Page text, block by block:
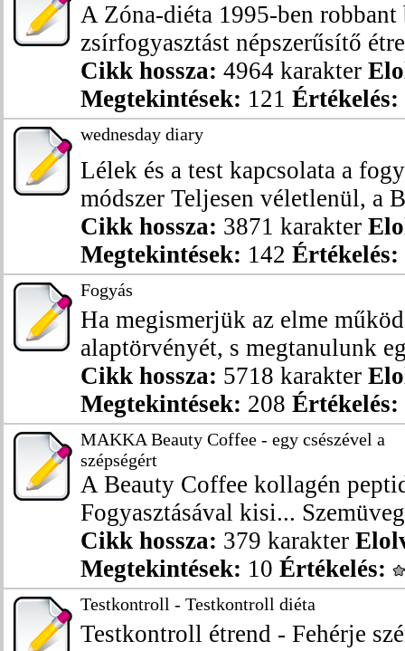
A Zóna-diéta 1995-ben robbant
zsírfogyasztást népszerűsítő
Cikk hossza: 4964 karakter
Megtekintések: 121 Értékelés:
wednesday diary
Lélek és a test kapcsolata a
módszer Teljesen véletlenül, a
Cikk hossza: 3871 karakter
Megtekintések: 142 Értékelés:
Fogyás
Ha megismerjük az elme
alaptörvényét, s megtanulunk
Cikk hossza: 5718 karakter
Megtekintések: 208 Értékelés:
MAKKA Beauty Coffee - egy csészével a
szépségért
A Beauty Coffee kollagén
Fogyasztásával kisi...
Cikk hossza: 379 karakter
Megtekintések: 10 Értékelés:
Testkontroll - Testkontroll diéta
Testkontroll étrend - Fehérje